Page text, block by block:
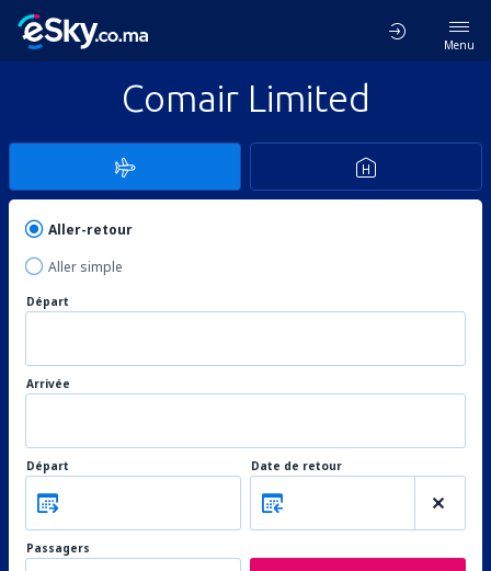
Menu
Comair Limited
Aller-retour
Aller simple
Départ
Arrivée
Départ Date de retour
Passagers